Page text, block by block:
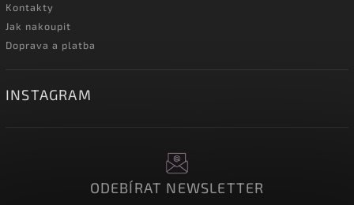
Kontakty
Jak nakoupit
Doprava a platba
INSTAGRAM
ODEBÍRAT NEWSLETTER